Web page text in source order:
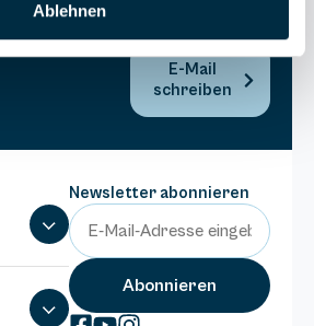
Ablehnen
E-Mail
schreiben
Newsletter abonnieren